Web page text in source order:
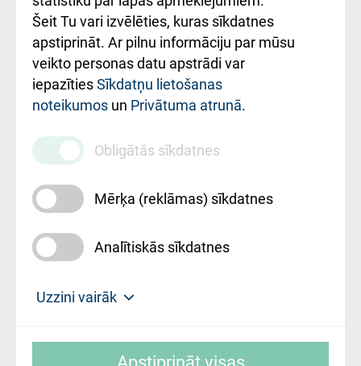
Rekvizīti un
ārstniecības
iestādes kods
010000234
Maksas
pakalpojumu
cenrādis
Šeit Tu vari izvēlēties, kuras sīkdatnes
apstiprināt. Ar pilnu informāciju par mūsu
veikto personas datu apstrādi var
iepazītiesSīkdatņu lietošanas
noteikumos un Privātuma atrunā.
Obligātās sīkdatnes
Mērķa (reklāmas) sīkdatnes
Analītiskās sīkdatnes
Uzzini vairāk
slimnīca, turpmāk – Pārzinis, sīkdatņu